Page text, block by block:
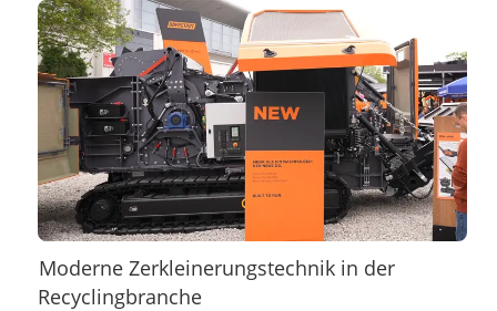
Moderne Zerkleinerungstechnik in der
Recyclingbranche